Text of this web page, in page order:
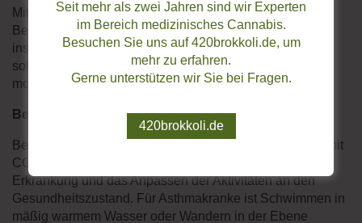
Mittelmeer lösen z. B. Oliven und Glaskraut erhebliche
Beschwerden aus. Für COPD-Patient*innen sind
insbesondere extreme Kälte oder Hitze eine Gefahr. Sie
sollten ihren Urlaub deshalb besser in Gegenden mit
moderatem Klima verleben.
Bei hoher Luftverschmutzung Maske tragen
Bewegung und Sport sind sowohl mit Asthma als auch mit
COPD zu empfehlen. Voraussetzung ist eine stabile
Erkrankung und das Anpassen der Aktivitäten an den
Gesundheitszustand. Für Asthmakranke ist Schwimmen in
mäßig warmem Wasser oder Wandern in der Ebene
Seit mehr als zwei Jahren sind wir Experten
im Bereich medizinisches Cannabis.
Besuchen Sie uns auf 420brokkoli.de, um
mehr zu erfahren.
Gerne unterstützen wir Sie bei Fragen.
420brokkoli.de